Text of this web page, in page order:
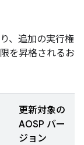
、追加の実行権
を昇格されるお
更新対象の
AOSP バー
ジョン